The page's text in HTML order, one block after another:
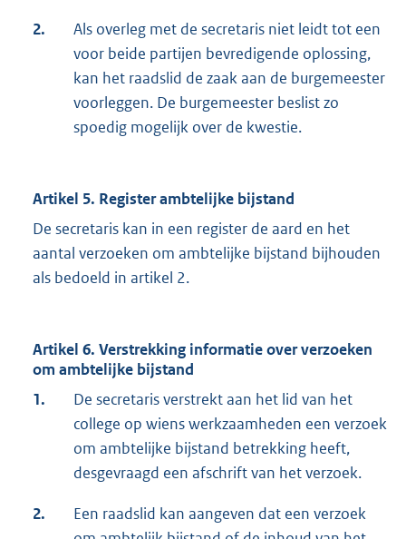
2.
Als overleg met de secretaris niet leidt tot een
voor beide partijen bevredigende oplossing,
kan het raadslid de zaak aan de burgemeester
voorleggen. De burgemeester beslist zo
spoedig mogelijk over de kwestie.
Artikel 5. Register ambtelijke bijstand
De secretaris kan in een register de aard en het
aantal verzoeken om ambtelijke bijstand bijhouden
als bedoeld in artikel 2.
Artikel 6. Verstrekking informatie over verzoeken
om ambtelijke bijstand
1.
De secretaris verstrekt aan het lid van het
college op wiens werkzaamheden een verzoek
om ambtelijke bijstand betrekking heeft,
desgevraagd een afschrift van het verzoek.
2.
Een raadslid kan aangeven dat een verzoek